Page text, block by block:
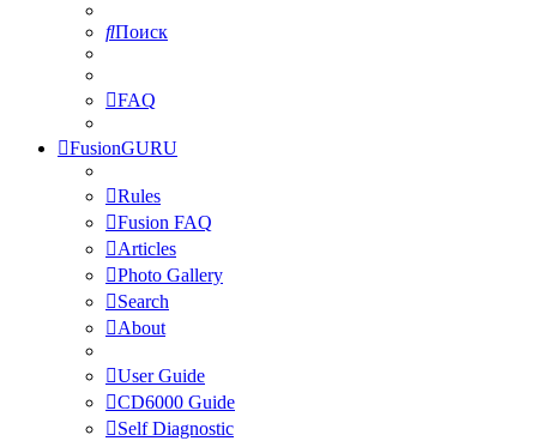
Поиск
FAQ
FusionGURU
Rules
Fusion FAQ
Articles
Photo Gallery
Search
About
User Guide
CD6000 Guide
Self Diagnostic